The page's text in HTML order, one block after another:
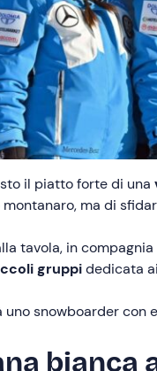
il piatto forte di una
ma di
tavola, in
gruppidedicata
uno snowboarder
bianca